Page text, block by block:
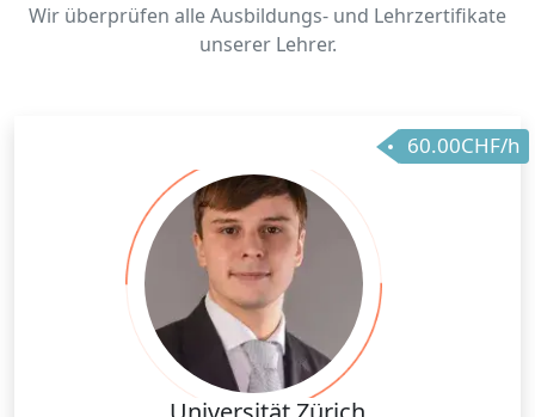
Wir überprüfen alle Ausbildungs- und Lehrzertifikate
unserer Lehrer.
60.00CHF/h